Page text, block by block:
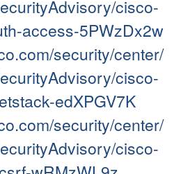
cisco-
access-5PWzDx2w
security/center/
cisco-
edXPGV7K
security/center/
cisco-